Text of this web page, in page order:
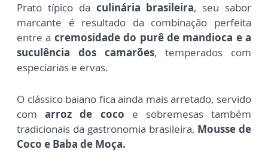
Prato típico da culinária brasileira, seu sabor
marcante é resultado da combinação perfeita
entre a cremosidade do purê de mandioca e a
suculência dos camarões, temperados com
especiarias e ervas.
O clássico baiano ficaainda mais arretado, servido
comarroz de coco e sobremesas também
tradicionais da gastronomia brasileira, Mousse de
Coco e Baba de Moça.